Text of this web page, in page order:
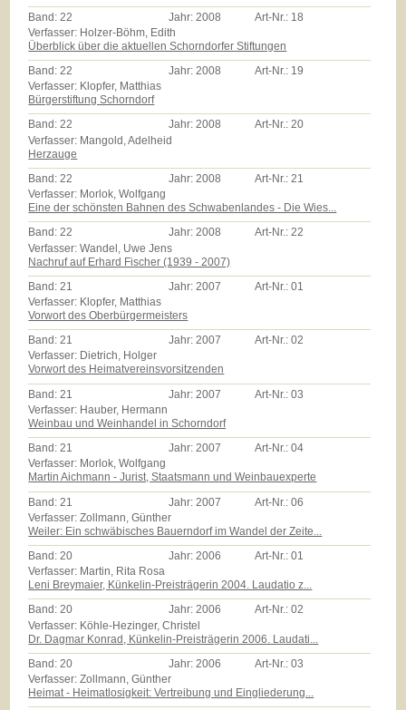
Band: 22 Jahr: 2008 Art-Nr.: 18
Verfasser: Holzer-Böhm, Edith
Überblick über die aktuellen Schorndorfer Stiftungen
Band:22 Jahr:2008 Art-Nr.: 19
Verfasser: Klopfer, Matthias
Bürgerstiftung Schorndorf
Band:22 Jahr:2008 Art-Nr.:20
Verfasser: Mangold, Adelheid
Herzauge
Band:22 Jahr:2008 Art-Nr.:21
Verfasser: Morlok, Wolfgang
Eine der schönsten Bahnen des Schwabenlandes - Die Wies...
Band:22 Jahr:2008 Art-Nr.:22
Verfasser: Wandel, Uwe Jens
Nachruf auf Erhard Fischer (1939 - 2007)
Band: 21 Jahr: 2007 Art-Nr.:01
Verfasser: Klopfer, Matthias
Vorwort des Oberbürgermeisters
Band:21 Jahr:2007 Art-Nr.:02
Verfasser: Dietrich, Holger
Vorwort des Heimatvereinsvorsitzenden
Band: 21 Jahr: 2007 Art-Nr.:03
Verfasser: Hauber, Hermann
Weinbau und Weinhandel in Schorndorf
Band:21 Jahr:2007 Art-Nr.:04
Verfasser: Morlok, Wolfgang
Martin Aichmann - Jurist, Staatsmann und Weinbauexperte
Band: 21 Jahr: 2007 Art-Nr.:06
Verfasser: Zollmann, Günther
Weiler: Ein schwäbisches Bauerndorf im Wandel der Zeite...
Band:20 Jahr:2006 Art-Nr.:01
Verfasser: Martin, Rita Rosa
Leni Breymaier, Künkelin-Preisträgerin 2004. Laudatio z...
Band:20 Jahr:2006 Art-Nr.:02
Verfasser: Köhle-Hezinger, Christel
Dr. Dagmar Konrad, Künkelin-Preisträgerin 2006. Laudati...
Band:20 Jahr:2006 Art-Nr.:03
Verfasser: Zollmann, Günther
Heimat - Heimatlosigkeit: Vertreibung und Eingliederung...